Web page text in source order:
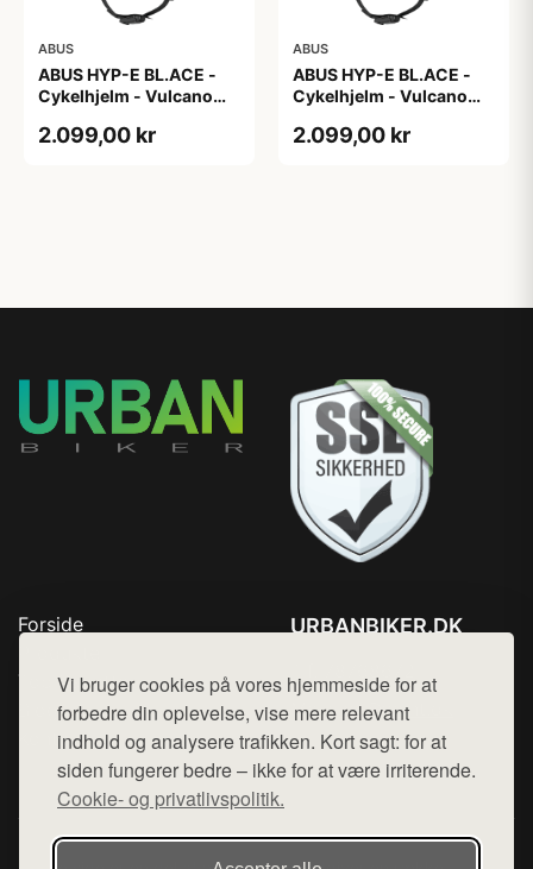
Vi bruger cookies på vores hjemmeside for at
forbedre din oplevelse, vise mere relevant
indhold og analysere trafikken. Kort sagt: for at
siden fungerer bedre – ikke for at være irriterende.
Cookie- og privatlivspolitik.
ABUS
ABUS HYP-E BL.ACE -
Cykelhjelm - Vulcano
2.099,00 kr
ABUS
ABUS HYP-E BL.ACE -
Cykelhjelm - Vulcano
2.099,00 kr
Forside
Top Rabatter
Blog
Kontakt
URBANBIKER.DK
Mail: hej@want.dk
Cookie- og privatlivspolitik